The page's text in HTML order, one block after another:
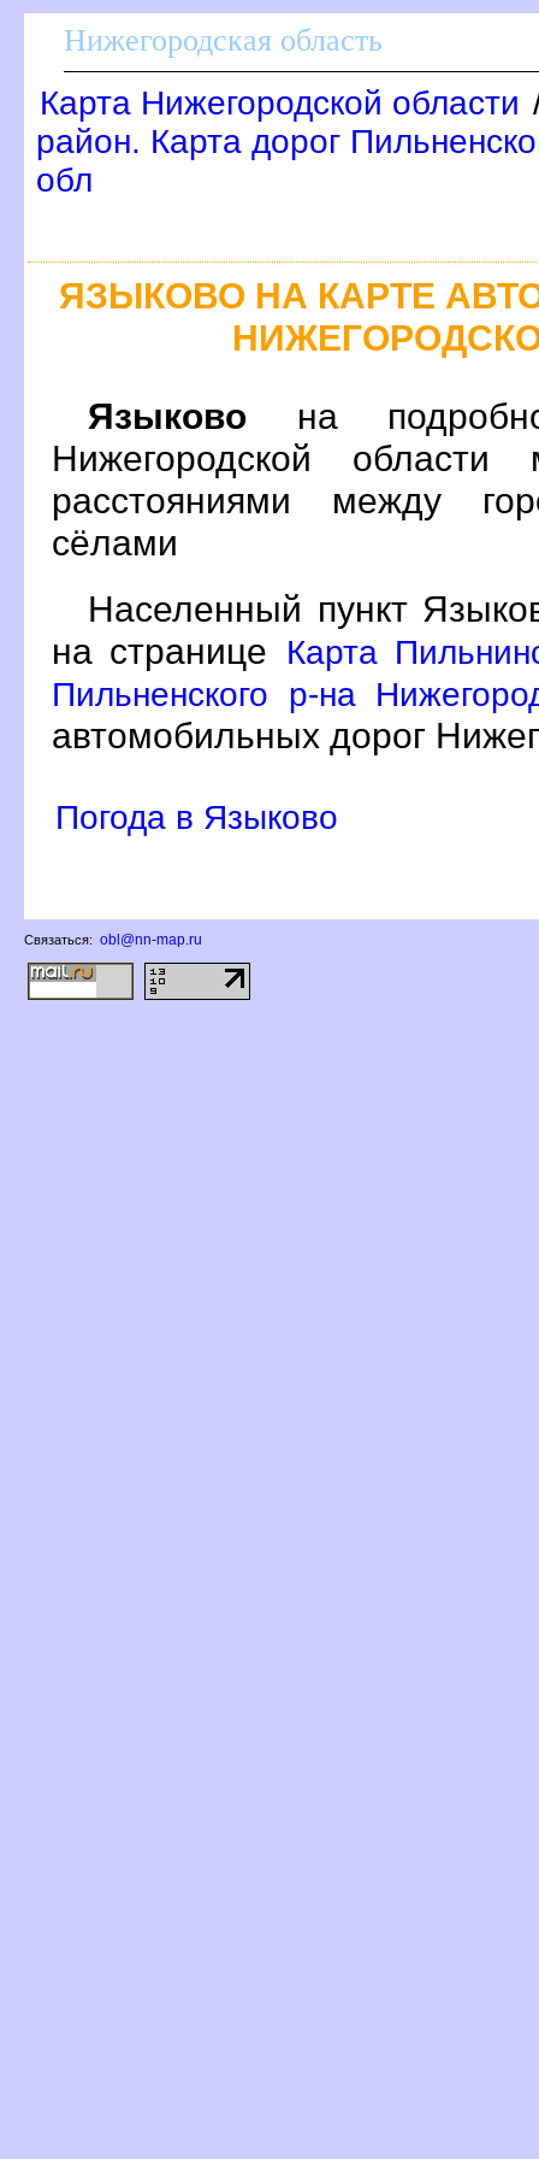
Нижегородская область
Карта Нижегородской области
район. Карта дорог
обл
ЯЗЫКОВО НА КАРТЕ
Языково на
Нижегородской
расстояниями между
сёлами
Населенный пункт
на странице
Карта
Пильненского р-на
автомобильных дорог
Погода в Языково
Связаться: obl@nn-map.ru